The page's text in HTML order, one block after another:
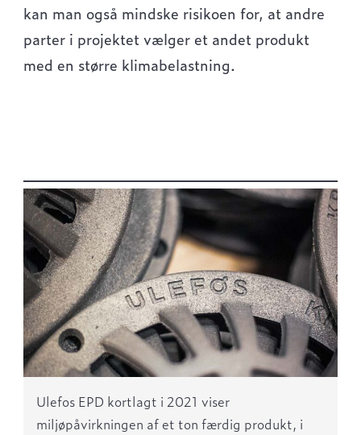
kan man også mindske risikoen for, at andre
parter i projektet vælger et andet produkt
med en større klimabelastning.
Ulefos EPD kortlagt i 2021 viser
miljøpåvirkningen af et ton færdig produkt, i